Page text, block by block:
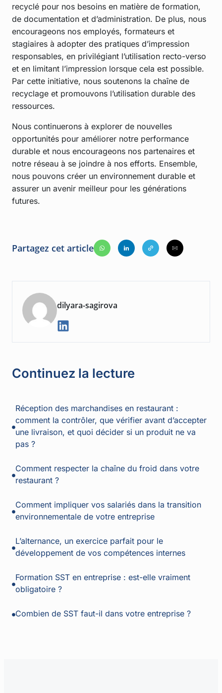
recyclé pour nos besoins en matière de formation,
de documentation et d’administration. De plus, nous
encourageons nos employés, formateurs et
stagiaires à adopter des pratiques d’impression
responsables, en privilégiant l’utilisation recto-verso
et en limitant l’impression lorsque cela est possible.
Par cette initiative, nous soutenons la chaîne de
recyclage et promouvons l’utilisation durable des
ressources.
Nous continuerons à explorer de nouvelles
opportunités pour améliorer notre performance
durable et nous encourageons nos partenaires et
notre réseau à se joindre à nos efforts. Ensemble,
nous pouvons créer un environnement durable et
assurer un avenir meilleur pour les générations
futures.
Partagez cet article
dilyara-sagirova
Continuez la lecture
Réception des marchandises en restaurant :
comment la contrôler, que vérifier avant d’accepter
une livraison, et quoi décider si un produit ne va
pas ?
Comment respecter la chaîne du froid dans votre
restaurant ?
Comment impliquer vos salariés dans la transition
environnementale de votre entreprise
L’alternance, un exercice parfait pour le
développement de vos compétences internes
Formation SST en entreprise : est-elle vraiment
obligatoire ?
Combien de SST faut-il dans votre entreprise ?